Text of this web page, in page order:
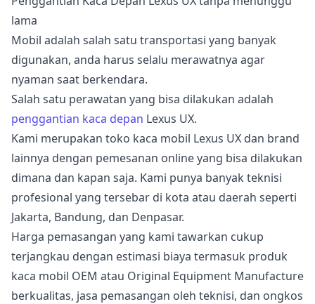
lama
Mobil adalah salah satu transportasi yang banyak
digunakan, anda harus selalu merawatnya agar
nyaman saat berkendara.
Salah satu perawatan yang bisa dilakukan adalah
penggantian kaca depan Lexus UX.
Kami merupakan toko kaca mobil Lexus UX dan brand
lainnya dengan pemesanan online yang bisa dilakukan
dimana dan kapan saja. Kami punya banyak teknisi
profesional yang tersebar di kota atau daerah seperti
Jakarta, Bandung, dan Denpasar.
Harga pemasangan yang kami tawarkan cukup
terjangkau dengan estimasi biaya termasuk produk
kaca mobil OEM atau Original Equipment Manufacture
berkualitas, jasa pemasangan oleh teknisi, dan ongkos